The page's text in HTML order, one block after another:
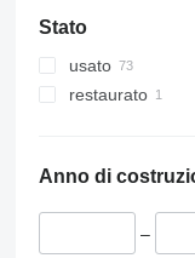
Stato
usato
restaurato
Anno di
–